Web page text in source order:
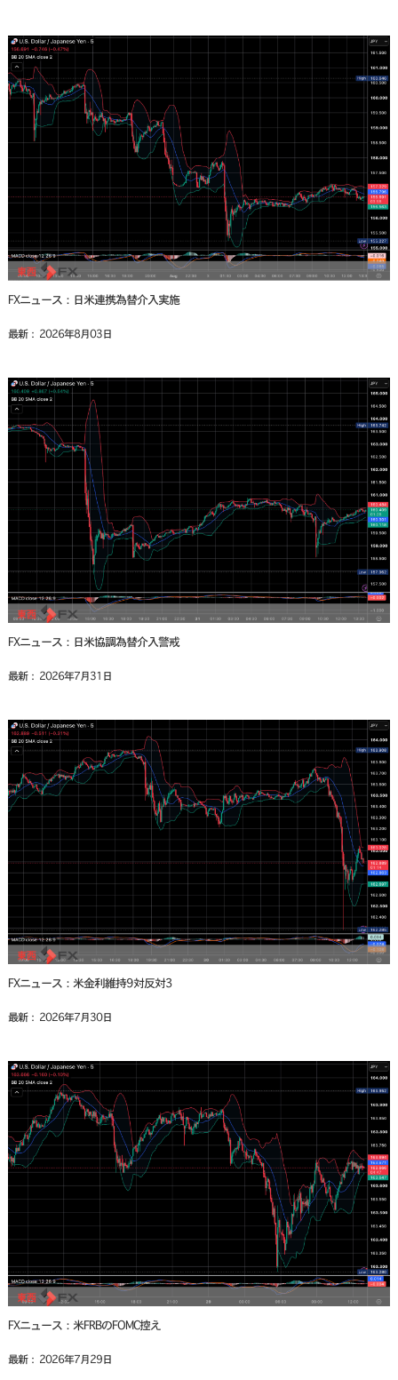
FXニュース：日米連携為替介入実施
最新： 2026年8月03日
FXニュース：日米協調為替介入警戒
最新： 2026年7月31日
FXニュース：米金利維持9対反対3
最新： 2026年7月30日
FXニュース：米FRBのFOMC控え
最新： 2026年7月29日